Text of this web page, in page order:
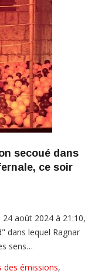
secoué dans
ce soir
août 2024 à 21:10,
dans lequel Ragnar
sens…
des émissions,